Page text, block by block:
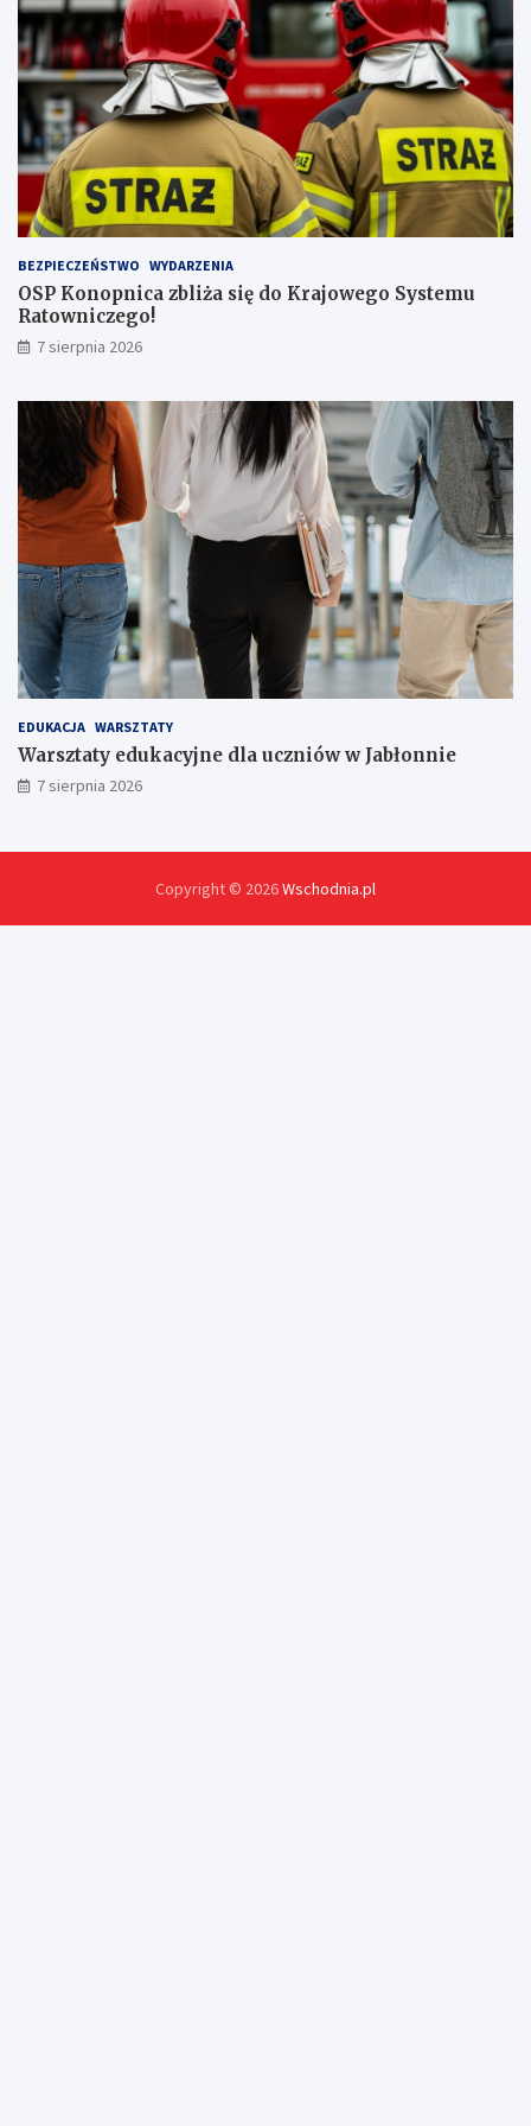
z
ą
l
c
z
b
ą
a
a
ż
e
r
!
BEZPIECZEŃSTWO WYDARZENIA
OSP Konopnica zbliża się do Krajowego Systemu
Ratowniczego!
7 sierpnia 2026
EDUKACJA WARSZTATY
Warsztaty edukacyjne dla uczniów w Jabłonnie
7 sierpnia 2026
Copyright © 2026Wschodnia.pl